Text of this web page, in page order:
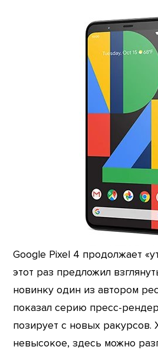
Google Pixel 4 продолжает
этот раз предложил
новинку один из автором
показал серию пресс-
позирует с новых ракурсов.
невысокое, здесь можно